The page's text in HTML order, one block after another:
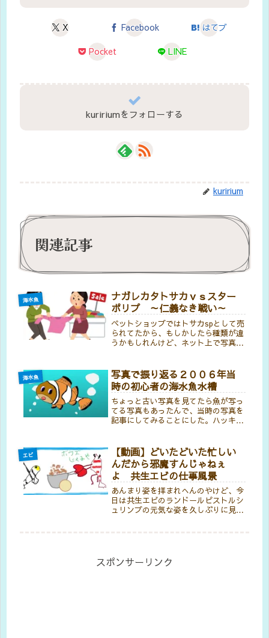
X Facebook
はてブ
Pocket
LINE
kuririumをフォローする
kuririum
関連記事
海水魚
ナガレカタトサカｖｓスター
ポリプ ～仁義なき戦い～
ペットショップではトサカspとして売
られてたから、もしかしたら種類が違
うかもしれんけど、ネット上で写真を
が激しさを増してる感じ。というて
も、どうやらスターポリプのほうがか
な...
海水魚
写真で振り返る２００６年当
時の初心者の海水魚水槽
ちょっと古い写真を見てたら魚が写っ
てる写真もあったんで、当時の写真を
記事にしてみることにした。ハッキリ
水槽をやり始めた頃なんやと思うねん
なぁ。いちばん下のこどもが当時3...
エビ
【動画】どいたどいた忙しい
んだから邪魔すんじゃねぇ
よ 共生エビの仕事風景
あんまり姿を拝まれへんのやけど、今
日は共生エビのランドールピストルシ
ュリンプの元気な姿を久しぶりに見る
は...
スポンサーリンク